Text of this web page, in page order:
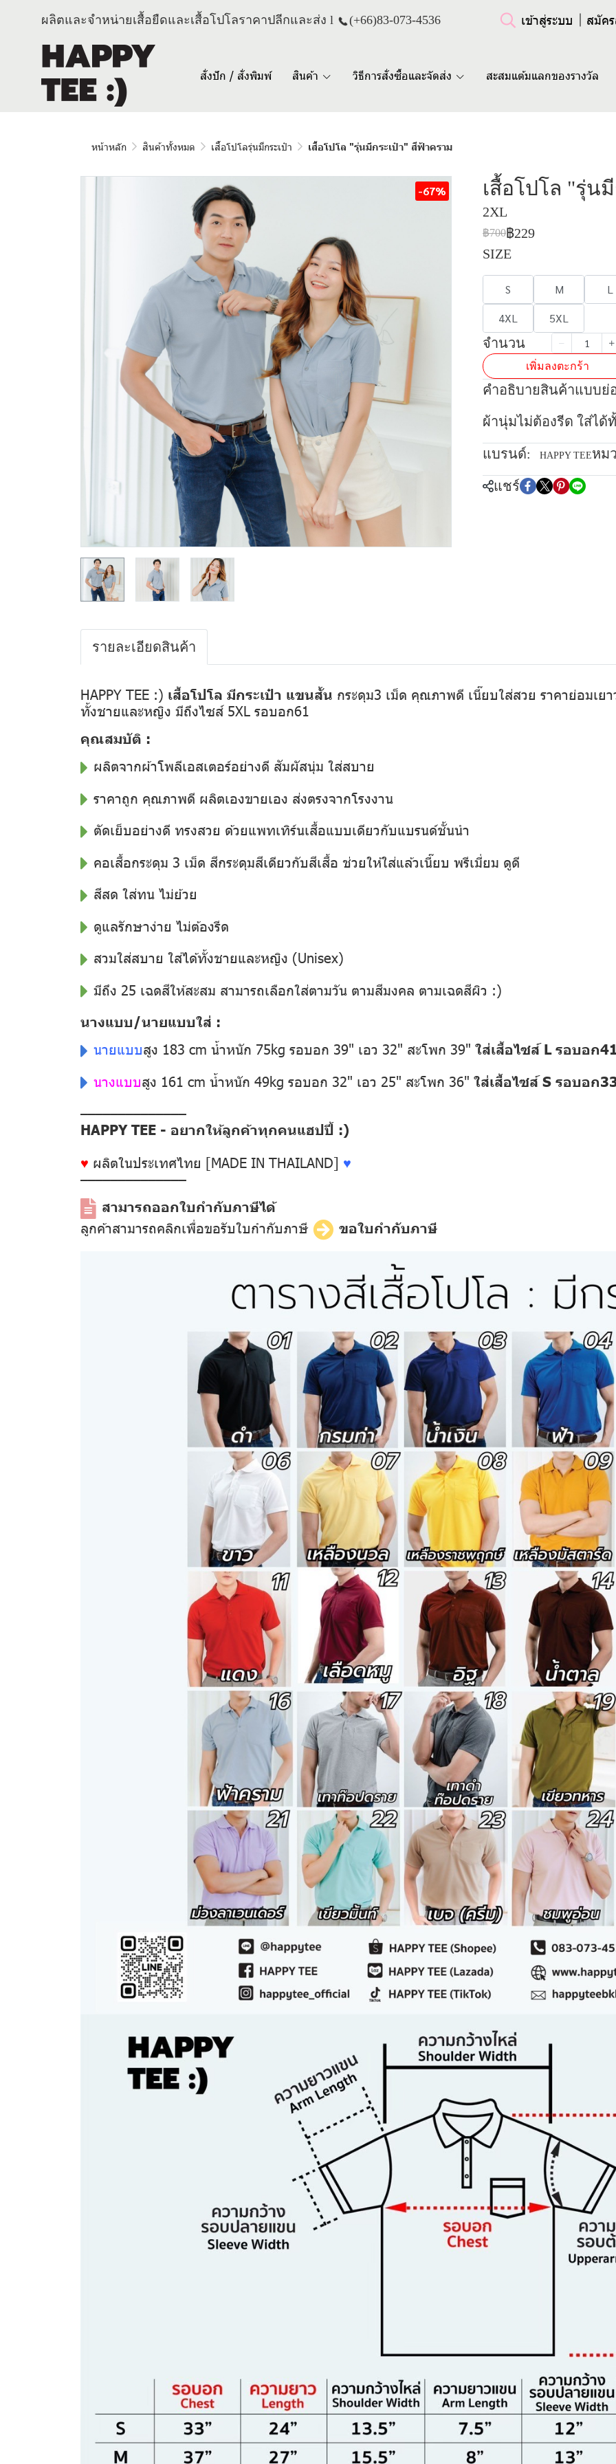
ผลิตและจำหน่ายเสื้อยืดและเสื้อโปโลราคาปลีกและส่ง l (+66)83-073-4536 เข้าสู่ระบบ สมัค
สั่งปัก / สั่งพิมพ์ สินค้า วิธีการสั่งซื้อและจัดส่ง สะสมแต้มแลกของรางวัล
หน้าหลัก สินค้าทั้งหมด เสื้อโปโลรุ่นมีกระเป๋า เสื้อโปโล "รุ่นมีกระเป๋า" สีฟ้าคราม
-67% เสื้อโปโล "รุ่น
2XL
฿700฿229
SIZE
S M L
4XL
5XL
จำนวน
เพิ่มลงตะกร้า
คำอธิบายสินค้าแบบย่
ผ้านุ่มไม่ต้องรีด ใส่ได้
แบรนด์: HAPPY TEEหม
แชร์
รายละเอียดสินค้า
HAPPY TEE :) เสื้อโปโล มีกระเป๋า แขนสั้น กระดุม3 เม็ด คุณภาพดี เนี๊ยบใส่สวย ราคาย่อมเย
ทั้งชายและหญิง มีถึงไซส์ 5XL รอบอก61
คุณสมบัติ :
ผลิตจากผ้าโพลีเอสเตอร์อย่างดี สัมผัสนุ่ม ใส่สบาย
ราคาถูก คุณภาพดี ผลิตเองขายเอง ส่งตรงจากโรงงาน
ตัดเย็บอย่างดี ทรงสวย ด้วยแพทเทิร์นเสื้อแบบเดียวกับแบรนด์ชั้นนำ
คอเสื้อกระดุม 3 เม็ด สีกระดุมสีเดียวกับสีเสื้อ ช่วยให้ใส่แล้วเนี๊ยบ พรีเมี่ยม ดูดี
สีสด ใส่ทน ไม่ย้วย
ดูแลรักษาง่าย ไม่ต้องรีด
สวมใส่สบาย ใส่ได้ทั้งชายและหญิง (Unisex)
มีถึง 25 เฉดสีให้สะสม สามารถเลือกใส่ตามวัน ตามสีมงคล ตามเฉดสีผิว :)
นางแบบ/นายแบบใส่ :
นายแบบสูง 183 cm น้ำหนัก 75kg รอบอก 39" เอว 32" สะโพก 39" ใส่เสื้อไซส์ L รอบอก
นางแบบสูง 161 cm น้ำหนัก 49kg รอบอก 32" เอว 25" สะโพก 36" ใส่เสื้อไซส์ S รอบอก
––––––––––––––
HAPPY TEE - อยากให้ลูกค้าทุกคนแฮปปี้ :)
♥ ผลิตในประเทศไทย [MADE IN THAILAND] ♥
––––––––––––––
สามารถออกใบกำกับภาษีได้
ลูกค้าสามารถคลิกเพื่อขอรับใบกำกับภาษี
ขอใบกำกับภาษี